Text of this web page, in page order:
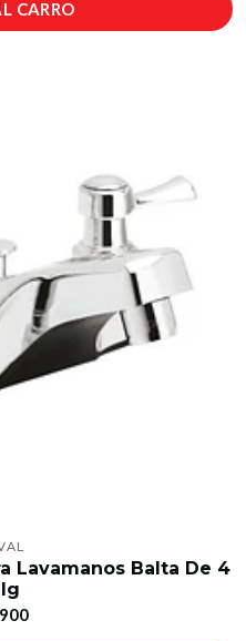
CARRO
Lavamanos Balta De 4